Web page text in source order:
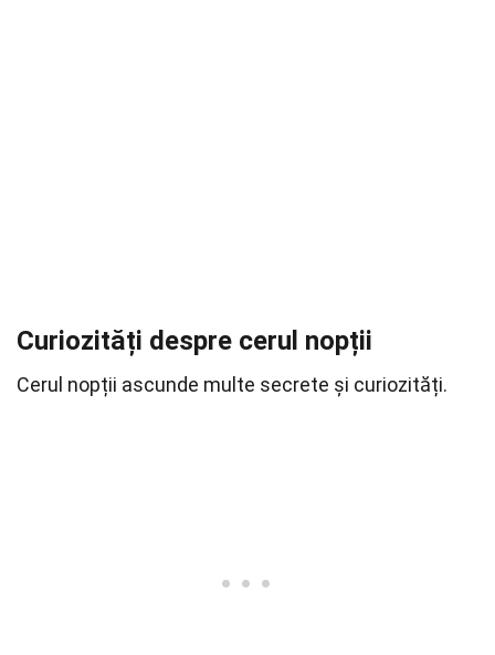
Curiozități despre cerul nopții
Cerul nopții ascunde multe secrete și curiozități.